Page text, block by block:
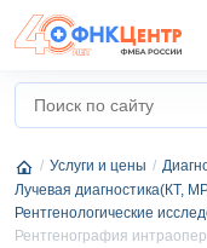
Услуги и цены
Лучевая диагностика(КТ,
Рентгенологические
Рентгенография